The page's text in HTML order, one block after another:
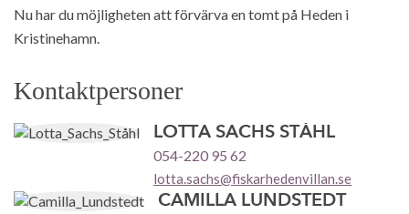
Nu har du möjligheten att förvärva en tomt på Heden i
Kristinehamn.
Kontaktpersoner
LOTTA SACHS STÅHL
054-220 95 62
lotta.sachs@fiskarhedenvillan.se
CAMILLA LUNDSTEDT